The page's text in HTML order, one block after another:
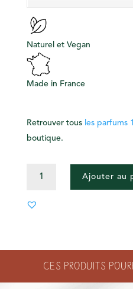
Naturel et Vegan
Made in France
Retrouver tous les parfums
boutique.
GIVRÉ
DE
TOILETTE
Ajouter au
Ces produits